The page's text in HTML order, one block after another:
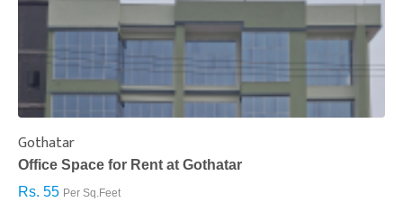
Gothatar
Office Space for Rent at Gothatar
Rs. 55 Per Sq.Feet